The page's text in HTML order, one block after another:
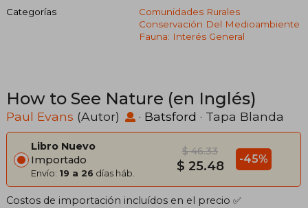
Categorías
Comunidades Rurales
Conservación Del Medioambiente
Fauna: Interés General
How to See Nature (en Inglés)
Paul Evans (Autor) · Batsford · Tapa Blanda
Libro Nuevo
Importado
Envío: 19 a 26 días háb.
$ 46.33
$ 25.48 -45%
Costos de importación incluídos en el precio ✅